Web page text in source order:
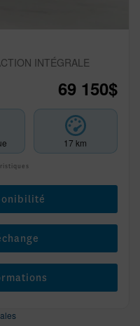
INTÉGRALE
69 150$
17 km